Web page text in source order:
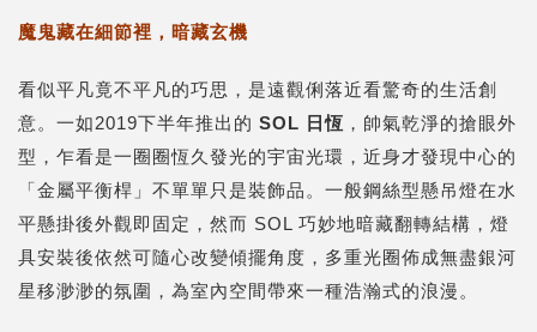
魔鬼藏在細節裡，暗藏玄機
看似平凡竟不平凡的巧思，是遠觀俐落近看驚奇的生活創
意。一如2019下半年推出的 SOL 日恆 ，帥氣乾淨的搶眼外
型，乍看是一圈圈恆久發光的宇宙光環，近身才發現中心的
「金屬平衡桿」不單單只是裝飾品。一般鋼絲型懸吊燈在水
平懸掛後外觀即固定，然而 SOL 巧妙地暗藏翻轉結構，燈
具安裝後依然可隨心改變傾擺角度，多重光圈佈成無盡銀河
星移渺渺的氛圍，為室內空間帶來一種浩瀚式的浪漫。